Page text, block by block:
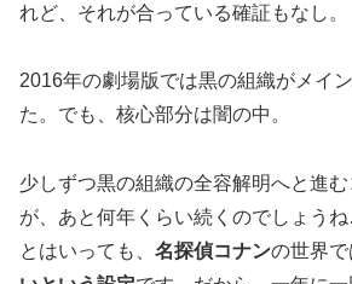
れど、それが合っている確証もなし。
2016年の劇場版では黒の組織がメイ
た。でも、核心部分は闇の中。
少しずつ黒の組織の全容解明へと進
が、あと何年くらい続くのでしょうね
とはいっても、 名探偵コナンの世界で